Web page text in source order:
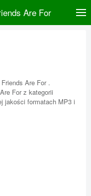
Are For
Are For .
For z kategorii
jakości formatach MP3 i